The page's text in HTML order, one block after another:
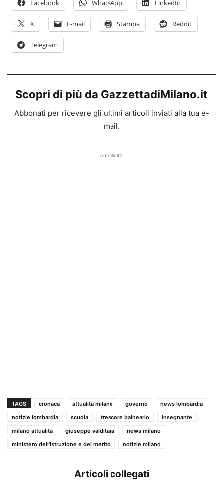
Facebook WhatsApp LinkedIn
X E-mail Stampa Reddit
Telegram
Scopri di più da GazzettadiMilano.it
Abbonati per ricevere gli ultimi articoli inviati alla tua e-
mail.
pubblicità
TAGS cronaca attualità milano governo
news lombardia
notizie lombardia
scuola trescore balneario
insegnante
milano attualità
giuseppe valditara
news milano
ministero dell'istruzione e del merito
notizie milano
Articoli collegati